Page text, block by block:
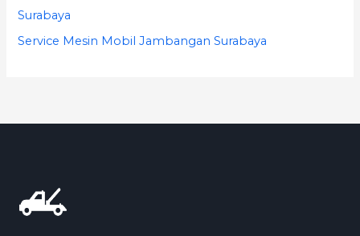
Surabaya
Service Mesin Mobil Jambangan Surabaya